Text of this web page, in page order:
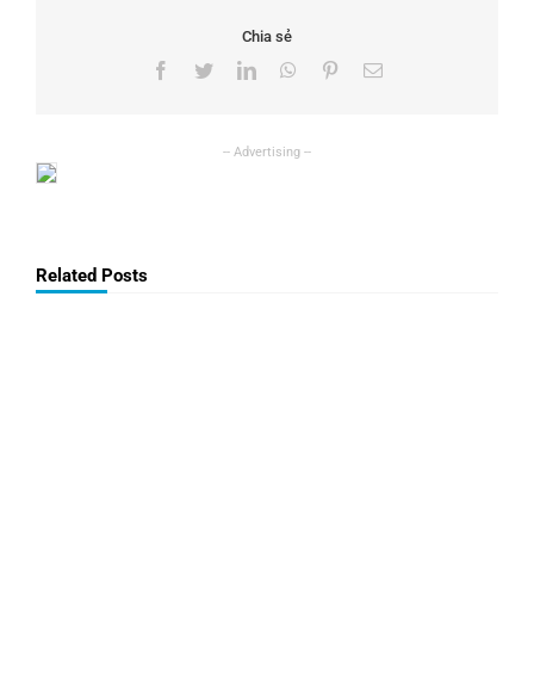
Chia sẻ
Facebook
TwitterLinkedInWhatsApp
PinterestEmail
Related Posts